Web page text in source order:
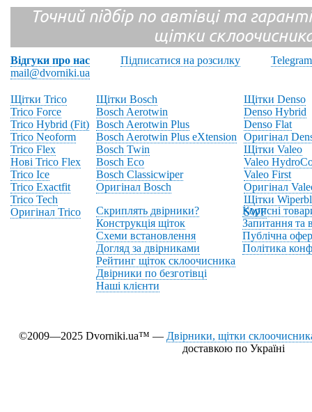
Точний підбір по автівці та
щітки
Відгуки про нас Підписатися на розсилку
Telegram
mail@dvorniki.ua
Щітки Trico
Trico Force
Trico Hybrid (Fit)
Trico Neoform
Trico Flex
Нові Trico Flex
Trico Ice
Trico Exactfit
Trico Tech
Оригінал Trico
Щітки Bosch
Bosch Aerotwin
Bosch Aerotwin Plus
Bosch Aerotwin Plus eXtension
Bosch Twin
Bosch Eco
Bosch Classicwiper
Оригінал Bosch
Щітки Denso
Denso Hybrid
Denso Flat
Оригінал
Щітки Valeo
Valeo
Valeo First
Оригінал
Щітки
SWF
Скриплять двірники?
Конструкція щіток
Схеми встановлення
Догляд за двірниками
Рейтинг щіток склоочисника
Двірники по безготівці
Наші клієнти
Корисні
Запитання та
Публічна
Політика
©2009—2025 Dvorniki.ua™ — Двірники, щітки
доставкою по Україні